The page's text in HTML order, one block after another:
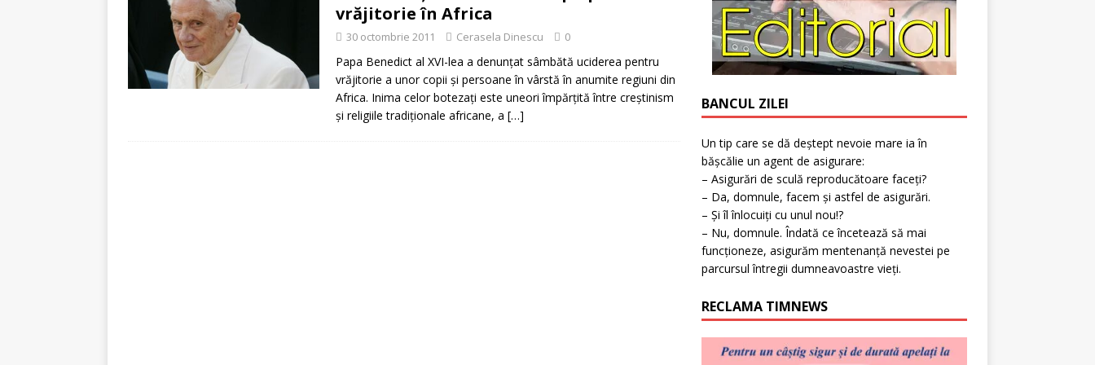
Invitaţie la expoziţie în Reşiţa!
vrăjitorie în Africa
30 octombrie 2011 Cerasela Dinescu 0
Papa Benedict al XVI-lea a denunţat sâmbătă uciderea pentru
vrăjitorie a unor copii şi persoane în vârstă în anumite regiuni din
Africa. Inima celor botezaţi este uneori împărţită între creştinism
şi religiile tradiţionale africane, a […]
BANCUL ZILEI
Un tip care se dă deștept nevoie mare ia în
bășcălie un agent de asigurare:
– Asigurări de sculă reproducătoare faceți?
– Da, domnule, facem și astfel de asigurări.
– Și îl înlocuiți cu unul nou!?
– Nu, domnule. Îndată ce încetează să mai
funcționeze, asigurăm mentenanță nevestei pe
parcursul întregii dumneavoastre vieți.
RECLAMA TIMNEWS